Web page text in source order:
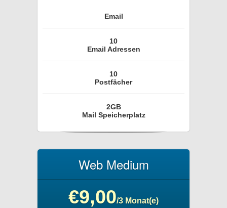
Email
10
Email Adressen
10
Postfächer
2GB
Mail Speicherplatz
Web Medium
€9,00/3 Monat(e)